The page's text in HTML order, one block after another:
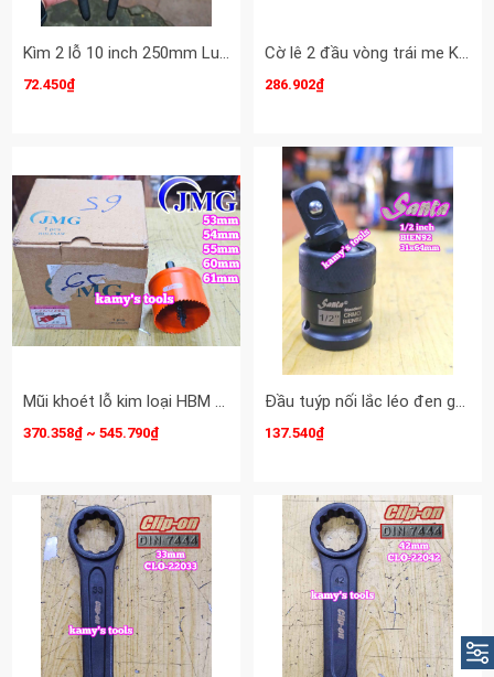
Kìm 2 lỗ 10 inch 250mm Luxtop LT-P250
72.450₫
Cờ lê 2 đầu vòng trái me Kingtony 14x16mm 19511416
286.902₫
Mũi khoét lỗ kim loại HBM JMG 53mm 54mm 55mm 60mm 61mm HBM-53 HBM-54 HBM-55 HBM-60 HBM-61
370.358₫ ~ 545.790₫
Đầu tuýp nối lắc léo đen gật gù xoay 360 độ Santa 1/2 inch dài 31x64mm BIEN92
137.540₫